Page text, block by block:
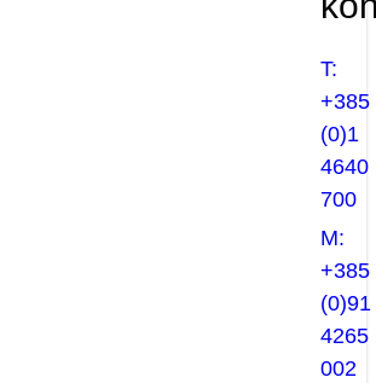
T:
+385
(0)1
4640
700
M:
+385
(0)91
4265
002